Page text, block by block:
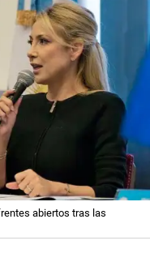
abiertos tras las